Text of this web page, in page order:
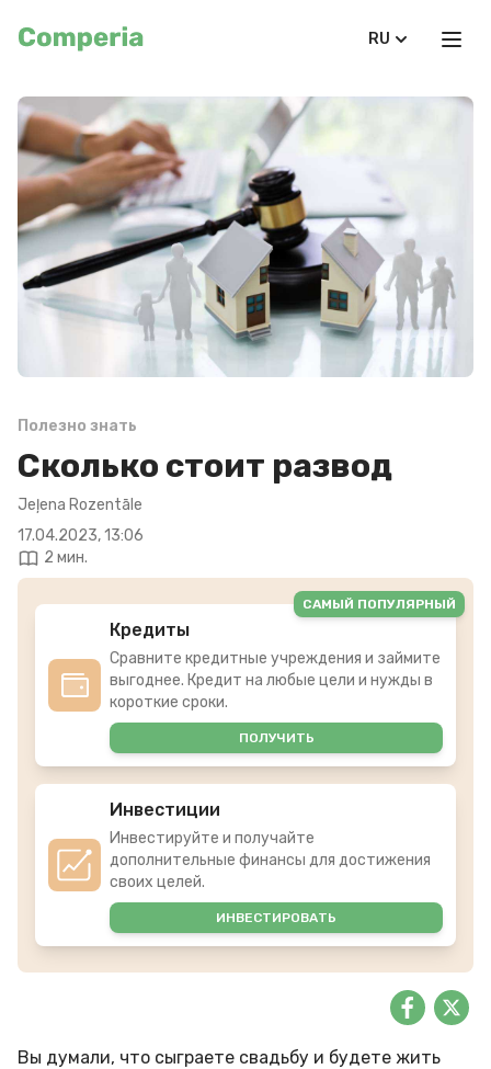
RU
Полезно знать
Сколько стоит развод
Jeļena Rozentāle
17.04.2023, 13:06
2 мин.
Кредиты
Сравните кредитные учреждения и займите
выгоднее. Кредит на любые цели и нужды в
короткие сроки.
ПОЛУЧИТЬ
САМЫЙ ПОПУЛЯРНЫЙ
Инвестиции
Инвестируйте и получайте
дополнительные финансы для достижения
своих целей.
ИНВЕСТИРОВАТЬ
Вы думали, что сыграете свадьбу и будете жить